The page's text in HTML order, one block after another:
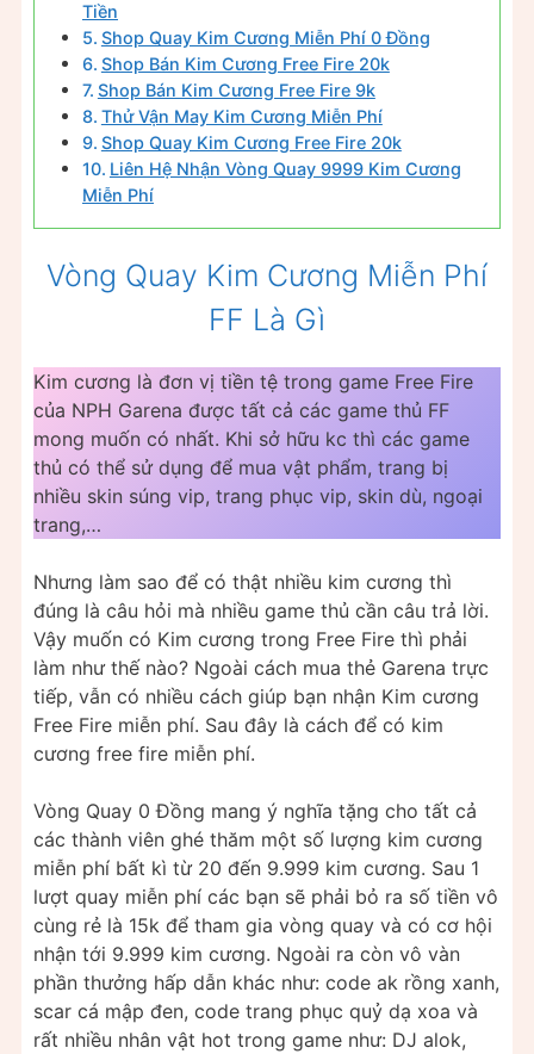
Tiền
Shop Quay Kim Cương Miễn Phí 0 Đồng
Shop Bán Kim Cương Free Fire 20k
Shop Bán Kim Cương Free Fire 9k
Thử Vận May Kim Cương Miễn Phí
Shop Quay Kim Cương Free Fire 20k
Liên Hệ Nhận Vòng Quay 9999 Kim Cương
Miễn Phí
Vòng Quay Kim Cương Miễn Phí
FF Là Gì
Kim cương là đơn vị tiền tệ trong game Free Fire
của NPH Garena được tất cả các game thủ FF
mong muốn có nhất. Khi sở hữu kc thì các game
thủ có thể sử dụng để mua vật phẩm, trang bị
nhiều skin súng vip, trang phục vip, skin dù, ngoại
trang,…
Nhưng làm sao để có thật nhiều kim cương thì
đúng là câu hỏi mà nhiều game thủ cần câu trả lời.
Vậy muốn có Kim cương trong Free Fire thì phải
làm như thế nào? Ngoài cách mua thẻ Garena trực
tiếp, vẫn có nhiều cách giúp bạn nhận Kim cương
Free Fire miễn phí. Sau đây là cách để có kim
cương free fire miễn phí.
Vòng Quay 0 Đồng mang ý nghĩa tặng cho tất cả
các thành viên ghé thăm một số lượng kim cương
miễn phí bất kì từ 20 đến 9.999 kim cương. Sau 1
lượt quay miễn phí các bạn sẽ phải bỏ ra số tiền vô
cùng rẻ là 15k để tham gia vòng quay và có cơ hội
nhận tới 9.999 kim cương. Ngoài ra còn vô vàn
phần thưởng hấp dẫn khác như: code ak rồng xanh,
scar cá mập đen, code trang phục quỷ dạ xoa và
rất nhiều nhân vật hot trong game như: DJ alok,